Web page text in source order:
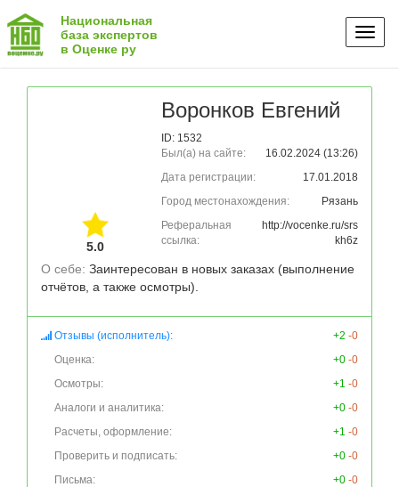
Национальная
база экспертов
в Оценке ру
5.0
Воронков Евгений
ID: 1532
Был(а) на сайте:
16.02.2024 (13:26)
Дата регистрации:
17.01.2018
Город местонахождения:
Рязань
Реферальная
ссылка:
http://vocenke.ru/srs
kh6z
О себе: Заинтересован в новых заказах (выполнение
Отзывы (исполнитель): +2 -0
Оценка:
+0 -0
Осмотры:
+1 -0
Аналоги и аналитика:
+0 -0
Расчеты, оформление:
+1 -0
Проверить и подписать:
+0 -0
Письма:
+0 -0